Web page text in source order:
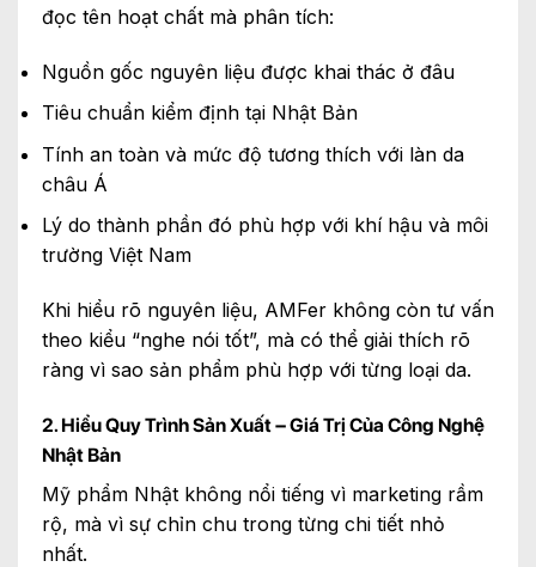
đọc tên hoạt chất mà phân tích:
Nguồn gốc nguyên liệu được khai thác ở đâu
Tiêu chuẩn kiểm định tại Nhật Bản
Tính an toàn và mức độ tương thích với làn da
châu Á
Lý do thành phần đó phù hợp với khí hậu và môi
trường Việt Nam
Khi hiểu rõ nguyên liệu, AMFer không còn tư vấn
theo kiểu “nghe nói tốt”, mà có thể giải thích rõ
ràng vì sao sản phẩm phù hợp với từng loại da.
2. Hiểu Quy Trình Sản Xuất – Giá Trị Của Công Nghệ
Nhật Bản
Mỹ phẩm Nhật không nổi tiếng vì marketing rầm
rộ, mà vì sự chỉn chu trong từng chi tiết nhỏ
nhất.